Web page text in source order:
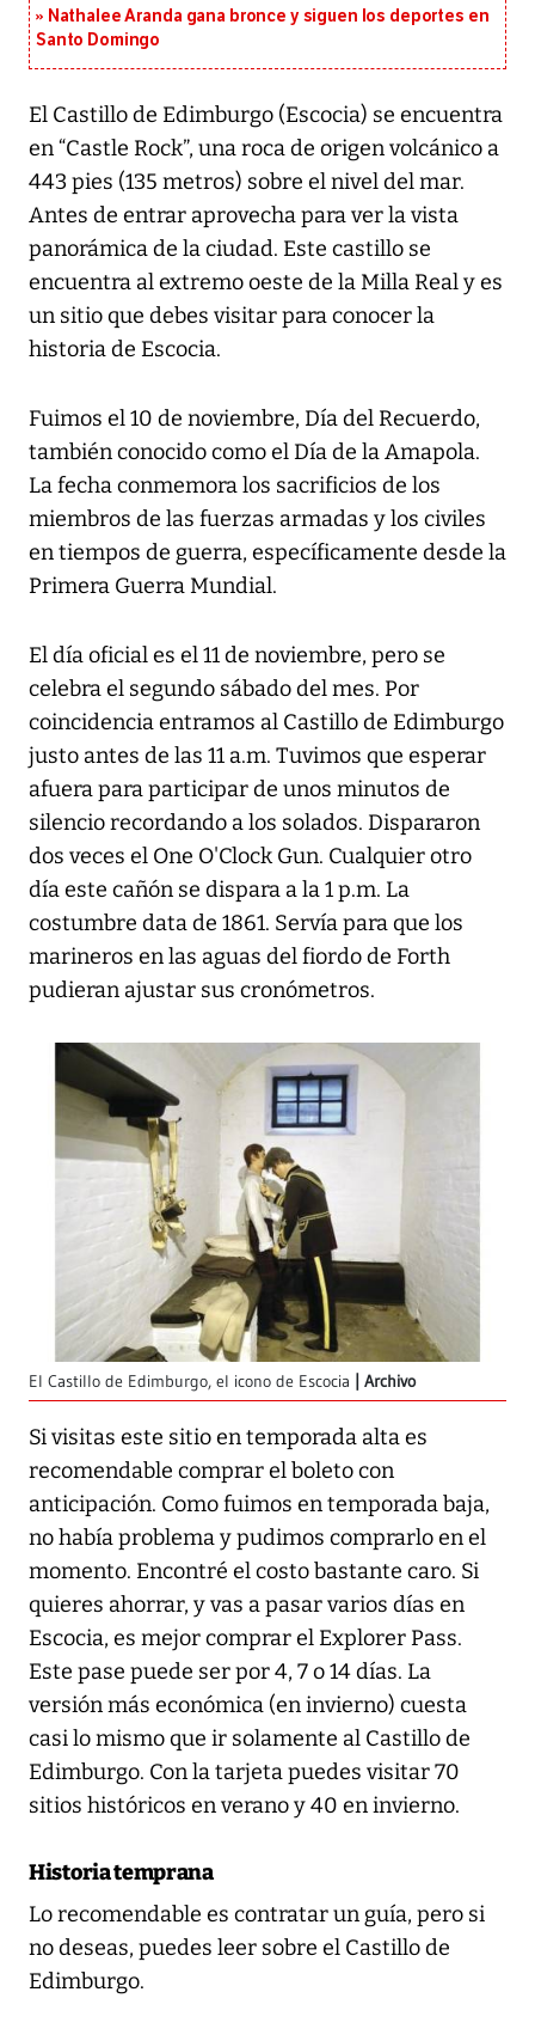
Nathalee Aranda gana bronce y siguen los deportes en
Santo Domingo
El Castillo de Edimburgo (Escocia) se encuentra
en “Castle Rock”, una roca de origen volcánico a
443 pies (135 metros) sobre el nivel del mar.
Antes de entrar aprovecha para ver la vista
panorámica de la ciudad. Este castillo se
encuentra al extremo oeste de la Milla Real y es
un sitio que debes visitar para conocer la
historia de Escocia.
Fuimos el 10 de noviembre, Día del Recuerdo,
también conocido como el Día de la Amapola.
La fecha conmemora los sacrificios de los
miembros de las fuerzas armadas y los civiles
en tiempos de guerra, específicamente desde la
Primera Guerra Mundial.
El día oficial es el 11 de noviembre, pero se
celebra el segundo sábado del mes. Por
coincidencia entramos al Castillo de Edimburgo
justo antes de las 11 a.m. Tuvimos que esperar
afuera para participar de unos minutos de
silencio recordando a los solados. Dispararon
dos veces el One O'Clock Gun. Cualquier otro
día este cañón se dispara a la 1 p.m. La
costumbre data de 1861. Servía para que los
marineros en las aguas del fiordo de Forth
pudieran ajustar sus cronómetros.
El Castillo de Edimburgo, el icono de Escocia Archivo
Si visitas este sitio en temporada alta es
recomendable comprar el boleto con
anticipación. Como fuimos en temporada baja,
no había problema y pudimos comprarlo en el
momento. Encontré el costo bastante caro. Si
quieres ahorrar, y vas a pasar varios días en
Escocia, es mejor comprar el Explorer Pass.
Este pase puede ser por 4, 7 o 14 días. La
versión más económica (en invierno) cuesta
casi lo mismo que ir solamente al Castillo de
Edimburgo. Con la tarjeta puedes visitar 70
sitios históricos en verano y 40 en invierno.
Historia temprana
Lo recomendable es contratar un guía, pero si
no deseas, puedes leer sobre el Castillo de
Edimburgo.